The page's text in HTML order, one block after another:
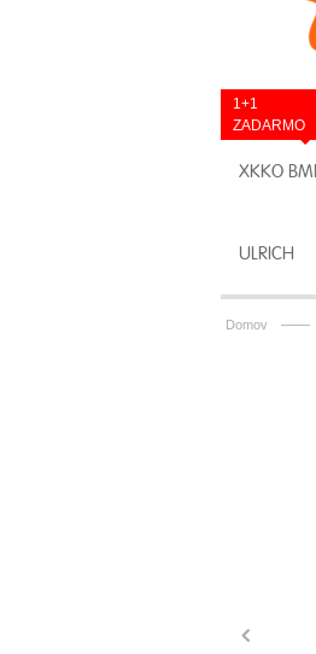
XKKO
1+1
ZADARMO
ULRICH
Domov ——